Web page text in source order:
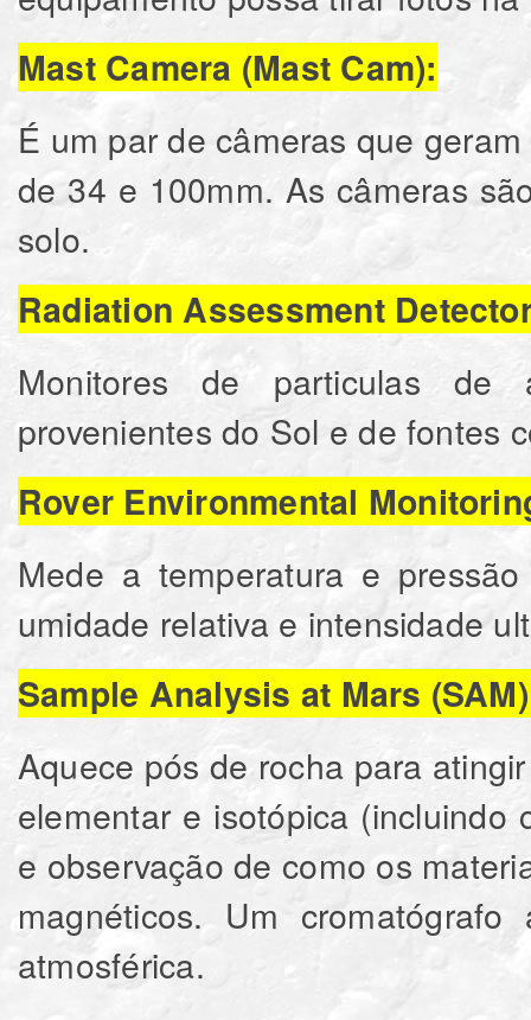
Mast Camera (Mast Cam):
É um par de câmeras que
de 34 e 100mm. As câmeras
solo.
Radiation Assessment
Monitores de particulas de
provenientes do Sol e de fontes
Rover Environmental
Mede a temperatura e
umidade relativa e intensidade
Sample Analysis at Mars
Aquece pós de rocha para
elementar e isotópica (incluindo
e observação de como os
magnéticos. Um
atmosférica.